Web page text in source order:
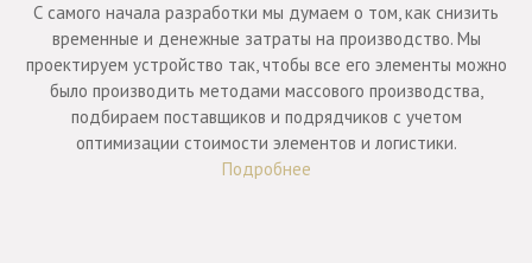
С самого начала разработки мы думаем о том, как снизить
временные и денежные затраты на производство. Мы
проектируем устройство так, чтобы все его элементы можно
было производить методами массового производства,
подбираем поставщиков и подрядчиков с учетом
оптимизации стоимости элементов и логистики.
Подробнее